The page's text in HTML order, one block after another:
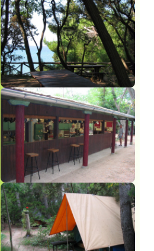
Termín od 2026-07-25 |
Camp Adriatic
***
Auto+karavan ,2 person+ 2child